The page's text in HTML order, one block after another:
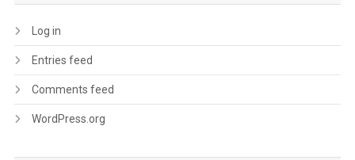
Log in
Entries feed
Comments feed
WordPress.org